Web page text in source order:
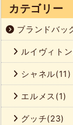
カテゴリー
ブランドバッ
ルイヴィト
シャネル(11)
エルメス(1)
グッチ(23)